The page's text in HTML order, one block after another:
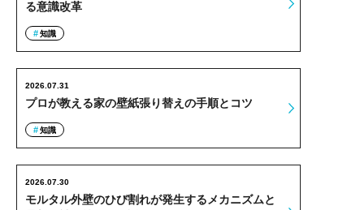
る意識改革
知識
プロが教える家の壁紙張り替えの手順とコツ
2026.07.31
知識
モルタル外壁のひび割れが発生するメカニズムと
2026.07.30